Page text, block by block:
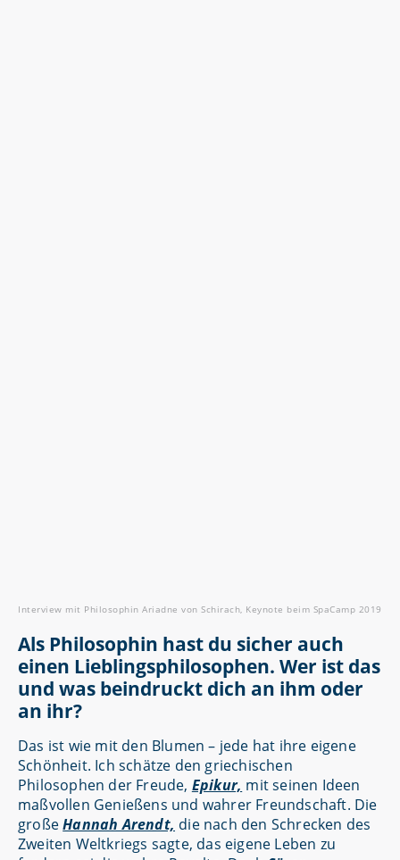
Interview mit Philosophin Ariadne von Schirach, Keynote beim SpaCamp 2019.
Als Philosophin hast du sicher auch
einen Lieblingsphilosophen. Wer ist das
und was beindruckt dich an ihm oder
an ihr?
Das ist wie mit den Blumen – jede hat ihre eigene
Schönheit. Ich schätze den griechischen
Philosophen der Freude, Epikur, mit seinen Ideen
maßvollen Genießens und wahrer Freundschaft. Die
großeHannah Arendt, die nach den Schrecken des
Zweiten Weltkriegs sagte, das eigene Leben zu